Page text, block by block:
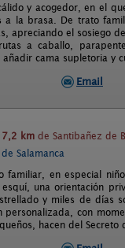
y acogedor, en el
a la brasa. De trato
apreciando el sosiego
a caballo,
cama supletoria y
Email
km de Santibañez de
Salamanca
en especial
una orientación
y miles de días
con
hacen del